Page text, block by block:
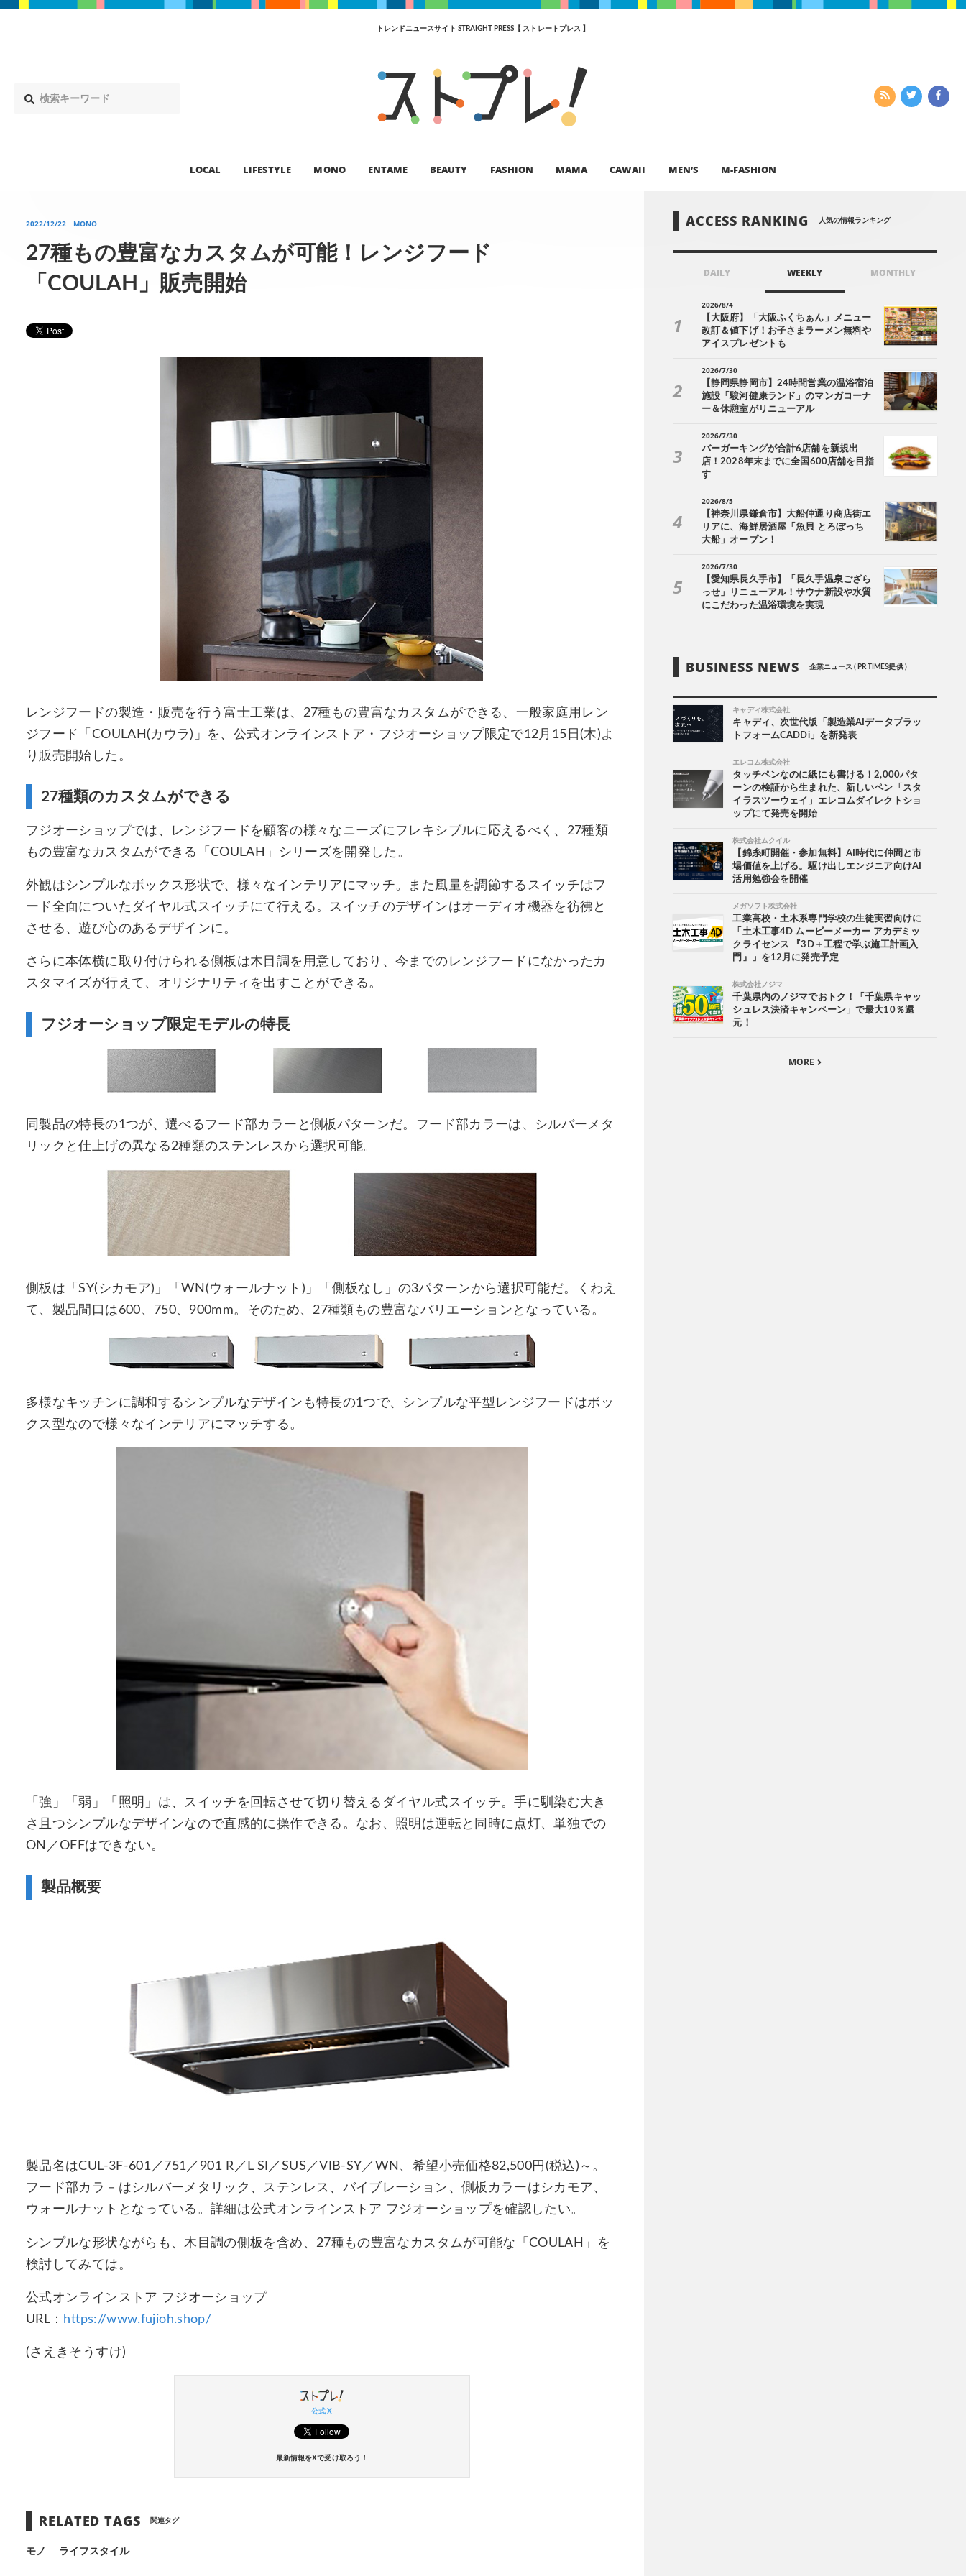
トレンドニュースサイト STRAIGHT PRESS【 ストレートプレス 】
LOCAL LIFESTYLE MONO ENTAME BEAUTY FASHION MAMA CAWAII MEN’S M-FASHION
2022/12/22 MONO
27種もの豊富なカスタムが可能！レンジフード
「COULAH」販売開始
レンジフードの製造・販売を行う富士工業は、27種もの豊富なカスタムができる、一般家庭用レン
ジフード「COULAH(カウラ)」を、公式オンラインストア・フジオーショップ限定で12月15日(木)よ
り販売開始した。
27種類のカスタムができる
フジオーショップでは、レンジフードを顧客の様々なニーズにフレキシブルに応えるべく、27種類
もの豊富なカスタムができる「COULAH」シリーズを開発した。
外観はシンプルなボックス形状で、様々なインテリアにマッチ。また風量を調節するスイッチはフ
ード全面についたダイヤル式スイッチにて行える。スイッチのデザインはオーディオ機器を彷彿と
させる、遊び心のあるデザインに。
さらに本体横に取り付けられる側板は木目調を用意しており、今までのレンジフードになかったカ
スタマイズが行えて、オリジナリティを出すことができる。
フジオーショップ限定モデルの特長
同製品の特長の1つが、選べるフード部カラーと側板パターンだ。フード部カラーは、シルバーメタ
リックと仕上げの異なる2種類のステンレスから選択可能。
​側板は「SY(シカモア)」「WN(ウォールナット)」「側板なし」の3パターンから選択可能だ。​くわえ
て、製品間口は600、750、900mm。そのため、27種類もの豊富なバリエーションとなっている。
多様なキッチンに調和するシンプルなデザインも特長の1つで、シンプルな平型レンジフードはボッ
クス型なので様々なインテリアにマッチする。
「強」「弱」「照明」は、スイッチを回転させて切り替えるダイヤル式スイッチ。手に馴染む大き
さ且つシンプルなデザインなので直感的に操作できる。なお、照明は運転と同時に点灯、単独での
ON／OFFはできない。
製品概要
製品名はCUL-3F-601／751／901 R／L SI／SUS／VIB-SY／WN、希望小売価格82,500円(税込)～。
フード部カラ－はシルバーメタリック、ステンレス、バイブレーション、側板カラーはシカモア、
ウォールナットとなっている。詳細は公式オンラインストア フジオーショップを確認したい。
シンプルな形状ながらも、木目調の側板を含め、27種もの豊富なカスタムが可能な「COULAH」を
検討してみては。
公式オンラインストア フジオーショップ
URL：
https://www.fujioh.shop/
(さえきそうすけ)
公式 X
最新情報をXで受け取ろう！
RELATED TAGS 関連タグ
モノ ライフスタイル
ACCESS RANKING 人気の情報ランキング
DAILY WEEKLY MONTHLY
2026/8/4
【大阪府】「大阪ふくちぁん」メニュー
改訂＆値下げ！お子さまラーメン無料や
アイスプレゼントも
2026/7/30
【静岡県静岡市】24時間営業の温浴宿泊
施設「駿河健康ランド」のマンガコーナ
ー＆休憩室がリニューアル
2026/7/30
バーガーキングが合計6店舗を新規出
店！2028年末までに全国600店舗を目指
す
2026/8/5
【神奈川県鎌倉市】大船仲通り商店街エ
リアに、海鮮居酒屋「魚貝 とろぼっち
大船」オープン！
2026/7/30
【愛知県長久手市】「長久手温泉ござら
っせ」リニューアル！サウナ新設や水質
にこだわった温浴環境を実現
BUSINESS NEWS 企業ニュース ( PR TIMES提供 )
キャディ株式会社
キャディ、次世代版「製造業AIデータプラッ
トフォームCADDi」を新発表
エレコム株式会社
タッチペンなのに紙にも書ける！2,000パタ
ーンの検証から生まれた、新しいペン「スタ
イラスツーウェイ」エレコムダイレクトショ
ップにて発売を開始
株式会社ムクイル
【錦糸町開催・参加無料】AI時代に仲間と市
場価値を上げる。駆け出しエンジニア向けAI
活用勉強会を開催
メガソフト株式会社
工業高校・土木系専門学校の生徒実習向けに
「土木工事4D ムービーメーカー アカデミッ
クライセンス 『3D＋工程で学ぶ施工計画入
門』」を12月に発売予定
株式会社ノジマ
千葉県内のノジマでおトク！「千葉県キャッ
シュレス決済キャンペーン」で最大10％還
元！
MORE